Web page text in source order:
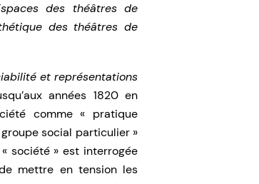
des théâtres de
des théâtres de
et représentations
années 1820 en
comme « pratique
social particulier »
société » est interrogée
mettre en tension les